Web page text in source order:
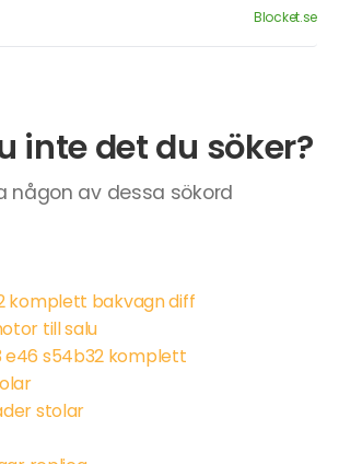
Blocket.se
inte det du söker?
någon av dessa sökord
komplett bakvagn diff
till salu
s54b32 komplett
stolar